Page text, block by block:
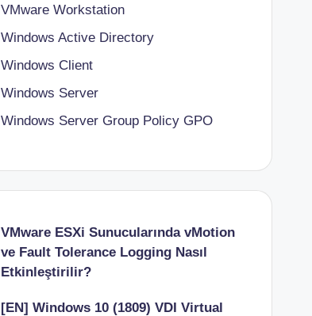
VMware Workstation
Windows Active Directory
Windows Client
Windows Server
Windows Server Group Policy GPO
VMware ESXi Sunucularında vMotion
ve Fault Tolerance Logging Nasıl
Etkinleştirilir?
[EN] Windows 10 (1809) VDI Virtual